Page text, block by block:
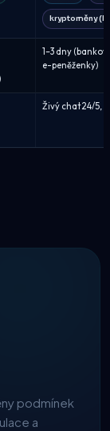
kryptoměny
1–3 dny
e-peněženky)
Živý chat 24/5,
podmínek
a